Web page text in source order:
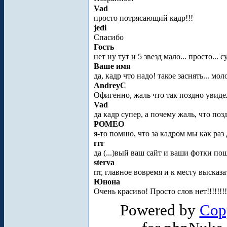
Vad
просто потрясающий кадр!!!
jedi
Спасибо
Гость
нет ну тут и 5 звезд мало... просто...
Ваше имя
да, кадр что надо! такое заснять...
AndreyC
Офигенно, жаль что так поздно
Vad
да кадр супер, а почему жаль, что
POMEO
я-то помню, что за кадром мы как раз
ггг
да (...)вый ваш сайт и ваши фотки
sterva
rrr, главное вовремя и к месту
Юнона
Очень красиво! Просто слов
Powered by